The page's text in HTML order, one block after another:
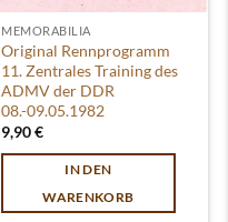
MEMORABILIA
Original Rennprogramm
11. Zentrales Training des
ADMV der DDR
08.-09.05.1982
9,90€
IN DEN
WARENKORB